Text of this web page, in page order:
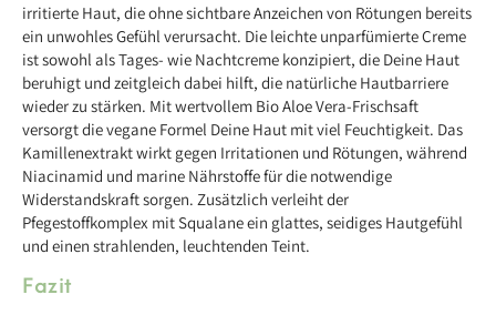
irritierte Haut, die ohne sichtbare Anzeichen von Rötungen bereits
ein unwohles Gefühl verursacht. Die leichte unparfümierte Creme
ist sowohl als Tages- wie Nachtcreme konzipiert, die Deine Haut
beruhigt und zeitgleich dabei hilft, die natürliche Hautbarriere
wieder zu stärken. Mit wertvollem Bio Aloe Vera-Frischsaft
versorgt die vegane Formel Deine Haut mit viel Feuchtigkeit. Das
Kamillenextrakt wirkt gegen Irritationen und Rötungen, während
Niacinamid und marine Nährstoffe für die notwendige
Widerstandskraft sorgen. Zusätzlich verleiht der
Pfegestoffkomplex mit Squalane ein glattes, seidiges Hautgefühl
und einen strahlenden, leuchtenden Teint.
Fazit